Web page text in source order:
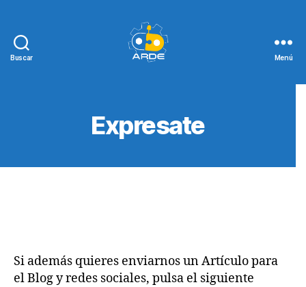
Buscar Menú
Expresate
Si además quieres enviarnos un Artículo para
el Blog y redes sociales, pulsa el siguiente